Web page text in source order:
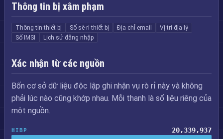
Thông tin bị xâm phạm
Thông tin thiết bị Số sê-ri thiết bị Địa chỉ email
Vị trí địa lý
Số IMSI
Lịch sử đăng nhập
Xác nhận từ các nguồn
Bốn cơ sở dữ liệu độc lập ghi nhận vụ rò rỉ này và không
phải lúc nào cũng khớp nhau. Mỗi thanh là số liệu riêng của
một nguồn.
HIBP 20,339,937